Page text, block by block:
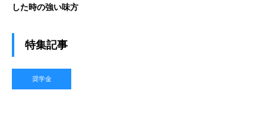
した時の強い味方
特集記事
奨学金